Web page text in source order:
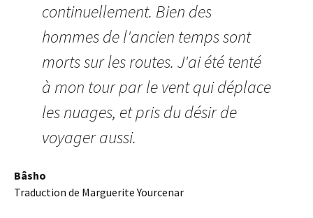
continuellement. Bien des
hommes de l'ancien temps sont
morts sur les routes. J'ai été tenté
à mon tour par le vent qui déplace
les nuages, et pris du désir de
voyager aussi.
Bâsho
Traduction de Marguerite Yourcenar